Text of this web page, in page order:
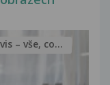
– vše, co...